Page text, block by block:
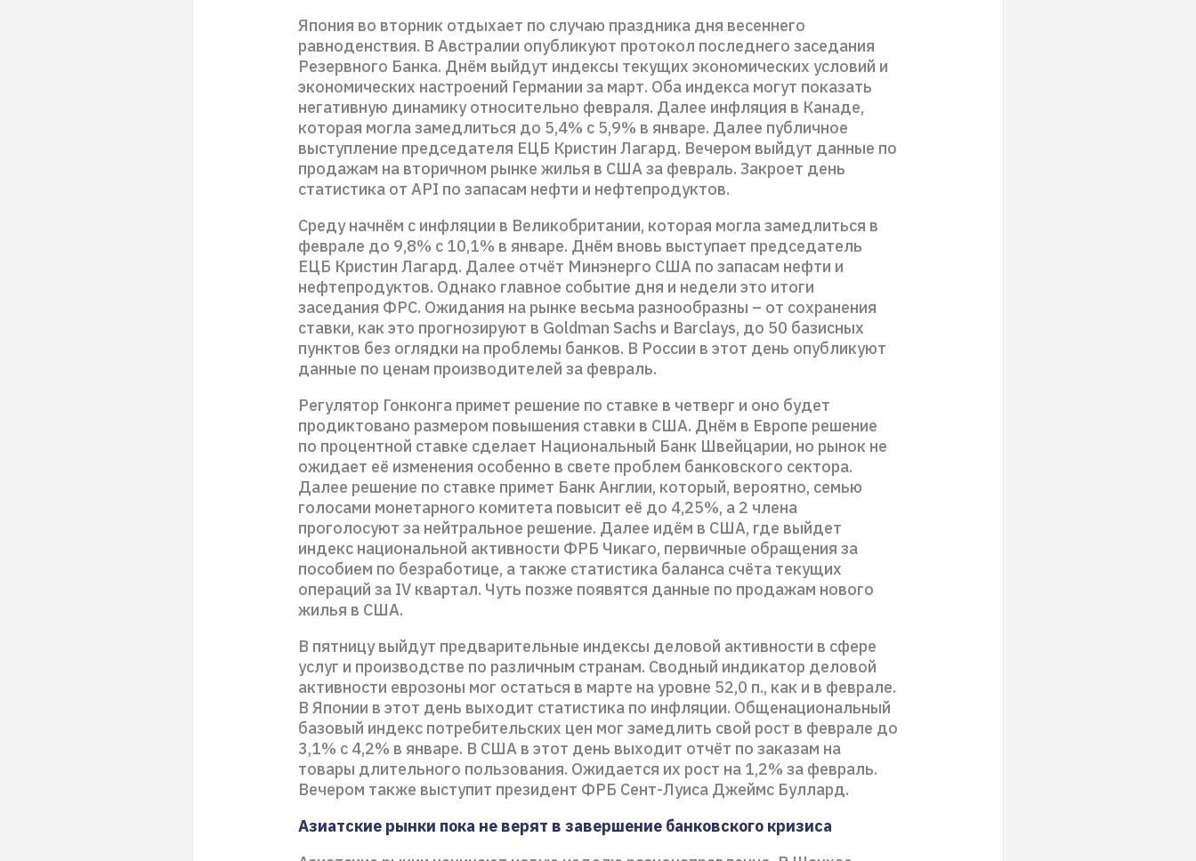
Япония во вторник отдыхает по случаю праздника дня весеннего
равноденствия. В Австралии опубликуют протокол последнего заседания
Резервного Банка. Днём выйдут индексы текущих экономических условий и
экономических настроений Германии за март. Оба индекса могут показать
негативную динамику относительно февраля. Далее инфляция в Канаде,
которая могла замедлиться до 5,4% с 5,9% в январе. Далее публичное
выступление председателя ЕЦБ Кристин Лагард. Вечером выйдут данные по
продажам на вторичном рынке жилья в США за февраль. Закроет день
статистика от API по запасам нефти и нефтепродуктов.
Среду начнём с инфляции в Великобритании, которая могла замедлиться в
феврале до 9,8% с 10,1% в январе. Днём вновь выступает председатель
ЕЦБ Кристин Лагард. Далее отчёт Минэнерго США по запасам нефти и
нефтепродуктов. Однако главное событие дня и недели это итоги
заседания ФРС. Ожидания на рынке весьма разнообразны – от сохранения
ставки, как это прогнозируют в Goldman Sachs и Barclays, до 50 базисных
пунктов без оглядки на проблемы банков. В России в этот день опубликуют
данные по ценам производителей за февраль.
Регулятор Гонконга примет решение по ставке в четверг и оно будет
продиктовано размером повышения ставки в США. Днём в Европе решение
по процентной ставке сделает Национальный Банк Швейцарии, но рынок не
ожидает её изменения особенно в свете проблем банковского сектора.
Далее решение по ставке примет Банк Англии, который, вероятно, семью
голосами монетарного комитета повысит её до 4,25%, а 2 члена
проголосуют за нейтральное решение. Далее идём в США, где выйдет
индекс национальной активности ФРБ Чикаго, первичные обращения за
пособием по безработице, а также статистика баланса счёта текущих
операций за IV квартал. Чуть позже появятся данные по продажам нового
жилья в США.
В пятницу выйдут предварительные индексы деловой активности в сфере
услуг и производстве по различным странам. Сводный индикатор деловой
активности еврозоны мог остаться в марте на уровне 52,0 п., как и в феврале.
В Японии в этот день выходит статистика по инфляции. Общенациональный
базовый индекс потребительских цен мог замедлить свой рост в феврале до
3,1% с 4,2% в январе. В США в этот день выходит отчёт по заказам на
товары длительного пользования. Ожидается их рост на 1,2% за февраль.
Вечером также выступит президент ФРБ Сент-Луиса Джеймс Буллард.
Азиатские рынки пока не верят в завершение банковского кризиса